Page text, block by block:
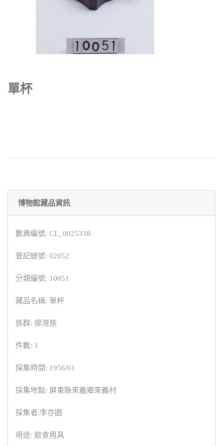
單杯
博物館藏品資訊
數典編號: CL_0025338
登記總號: 02052
分類編號: 10051
藏品名稱: 單杯
族群: 排灣族
件數: 1
採集時間: 1956/01
採集地點: 屏東縣來義鄉來義村
採集者:李亦園
用途: 飲食用具